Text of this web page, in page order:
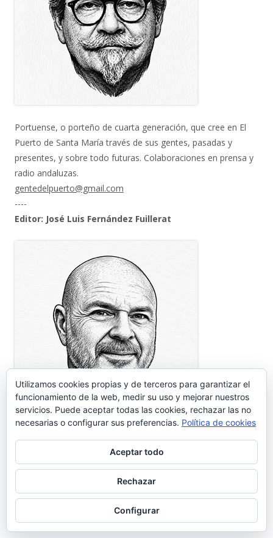
Portuense, o porteño de cuarta generación, que cree en El
Puerto de Santa María través de sus gentes, pasadas y
presentes, y sobre todo futuras. Colaboraciones en prensa y
radio andaluzas.
gentedelpuerto@gmail.com
----
Editor: José Luis Fernández Fuillerat
Portuense de adopción establecido hace mas de 35 años en
nuestra Ciudad. Impulsor de diferentes proyectos
empresariales relacionados con las nuevas tecnologías, es
CISO, experto en comunicación, aplicaciones informáticas y
comercial@gentedelpuerto.com
Utilizamos cookies propias y de terceros para garantizar el
funcionamiento de la web, medir su uso y mejorar nuestros
servicios. Puede aceptar todas las cookies, rechazar las no
necesarias o configurar sus preferencias. Política de cookies
Aceptar todo
Rechazar
Configurar